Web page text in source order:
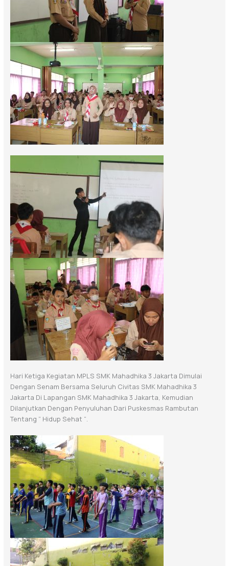
Hari Ketiga Kegiatan MPLS SMK Mahadhika 3 Jakarta Dimulai
Dengan Senam Bersama Seluruh Civitas SMK Mahadhika 3
Jakarta Di Lapangan SMK Mahadhika 3 Jakarta, Kemudian
Dilanjutkan Dengan Penyuluhan Dari Puskesmas Rambutan
Tentang ” Hidup Sehat “.